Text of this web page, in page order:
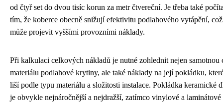
od čtyř set do dvou tisíc korun za metr čtvereční. Je třeba také
tím, že koberce obecně snižují efektivitu podlahového vytápění, což
může projevit vyššími provozními náklady.
Při kalkulaci celkových nákladů je nutné zohlednit nejen samotnou
materiálu podlahové krytiny, ale také náklady na její pokládku,
liší podle typu materiálu a složitosti instalace. Pokládka keramické
je obvykle nejnáročnější a nejdražší, zatímco vinylové a laminátové